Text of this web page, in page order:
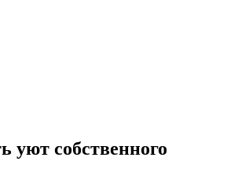
уют собственного